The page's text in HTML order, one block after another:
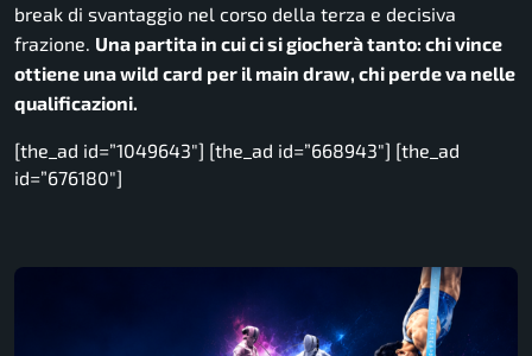
break di svantaggio nel corso della terza e decisiva
frazione. Una partita in cui ci si giocherà tanto: chi vince
ottiene una wild card per il main draw, chi perde va nelle
qualificazioni.
[the_ad id=”1049643″] [the_ad id=”668943″] [the_ad
id=”676180″]